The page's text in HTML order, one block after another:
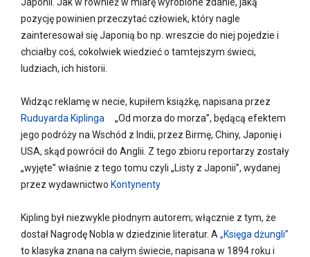
pozycję powinien przeczytać człowiek, który nagle
zainteresował się Japonią bo np. wreszcie do niej pojedzie i
chciałby coś, cokolwiek wiedzieć o tamtejszym świeci,
ludziach, ich historii.
Widząc reklamę w necie, kupiłem książkę, napisana przez
Ruduyarda Kiplinga
„Od morza do morza”, będącą efektem
jego podróży na Wschód z Indii, przez Birmę, Chiny, Japonię i
USA, skąd powrócił do Anglii. Z tego zbioru reportarzy zostały
„wyjęte” właśnie z tego tomu czyli „Listy z Japonii”, wydanej
przez wydawnictwo Kontynenty
Kipling był niezwykle płodnym autorem; włącznie z tym, że
dostał Nagrodę Nobla w dziedzinie literatur. A „Księga dżungli”
to klasyka znana na całym świecie, napisana w 1894 roku i